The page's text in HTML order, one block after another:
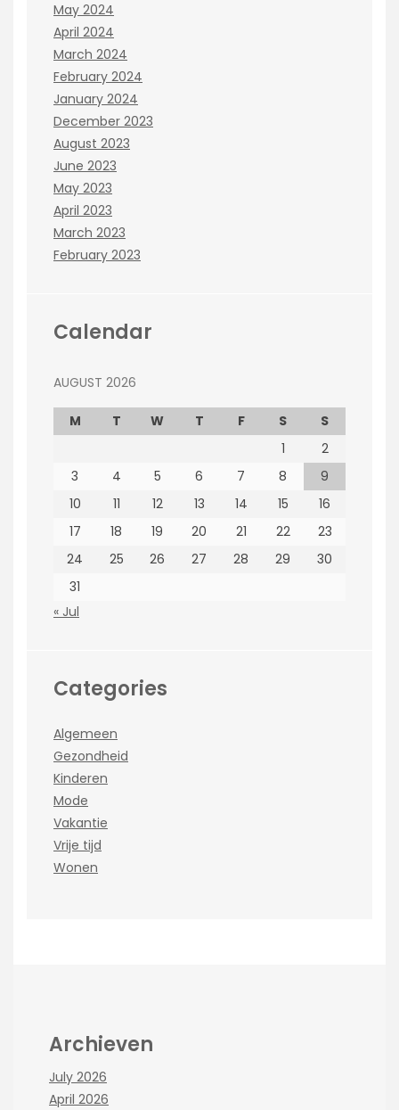
May 2024
April 2024
March 2024
February 2024
January 2024
December 2023
August 2023
June 2023
May 2023
April 2023
March 2023
February 2023
Calendar
AUGUST 2026
M T W T F S
S
1
2
3
4 5 6 7 8
9
10
11 12 13 14 15
16
17
18 19 20 21 22
23
24
25 26 27 28 29
30
31
« Jul
Categories
Algemeen
Gezondheid
Kinderen
Mode
Vakantie
Vrije tijd
Wonen
Archieven
July 2026
April 2026